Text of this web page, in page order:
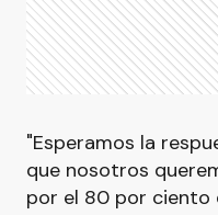
"Esperamos la
que nosotros
por el 80 por ciento